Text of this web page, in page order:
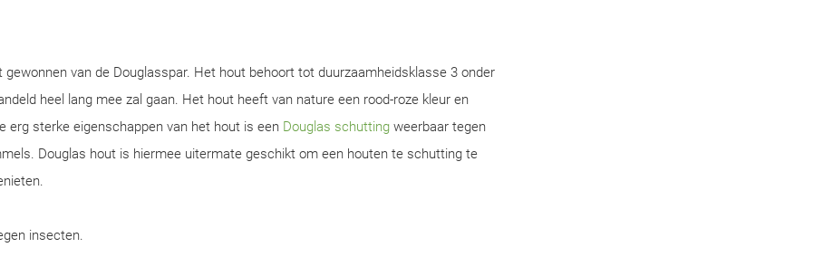
van de Douglasspar. Het hout behoort tot duurzaamheidsklasse 3 onder
heel lang mee zal gaan. Het hout heeft van nature een rood-roze kleur en
erg sterke eigenschappen van het hout is een Douglas schutting weerbaar tegen
Douglas hout is hiermee uitermate geschikt om een houten te schutting te
insecten.